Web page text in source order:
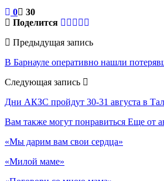
0
30
Поделится
Предыдущая запись
В Барнауле оперативно нашли
Следующая запись
Дни АКЗС пройдут 30-31 августа в
Вам также могут понравиться Еще от
«Мы дарим вам свои сердца»
«Милой маме»